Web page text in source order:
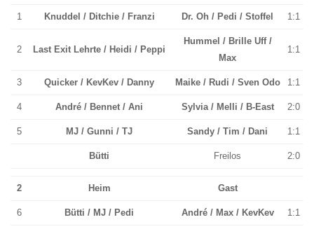
1 Knuddel / Ditchie / Franzi Dr. Oh / Pedi / Stoffel 1:1
2 Last Exit Lehrte / Heidi / Peppi
Hummel / Brille Uff /
Max
1:1
3 Quicker / KevKev / Danny Maike / Rudi / Sven Odo 1:1
4 André / Bennet / Ani Sylvia / Melli / B-East 2:0
5 MJ / Gunni / TJ Sandy / Tim / Dani 1:1
Bütti Freilos 2:0
2 Heim Gast
6 Bütti / MJ / Pedi André / Max / KevKev 1:1